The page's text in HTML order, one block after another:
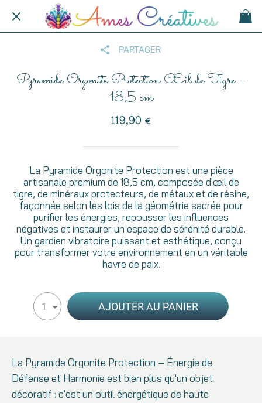
PARTAGER
Pyramide Orgonite Protection Œil de Tigre –
18,5 cm
119,90 €
La Pyramide Orgonite Protection est une pièce
artisanale premium de 18,5 cm, composée d'œil de
tigre, de minéraux protecteurs, de métaux et de résine,
façonnée selon les lois de la géométrie sacrée pour
purifier les énergies, repousser les influences
négatives et instaurer un espace de sérénité durable.
Un gardien vibratoire puissant et esthétique, conçu
pour transformer votre environnement en un véritable
havre de paix.
1 AJOUTER AU PANIER
La Pyramide Orgonite Protection – Énergie de
Défense et Harmonie est bien plus qu'un objet
décoratif : c'est un outil énergétique de haute